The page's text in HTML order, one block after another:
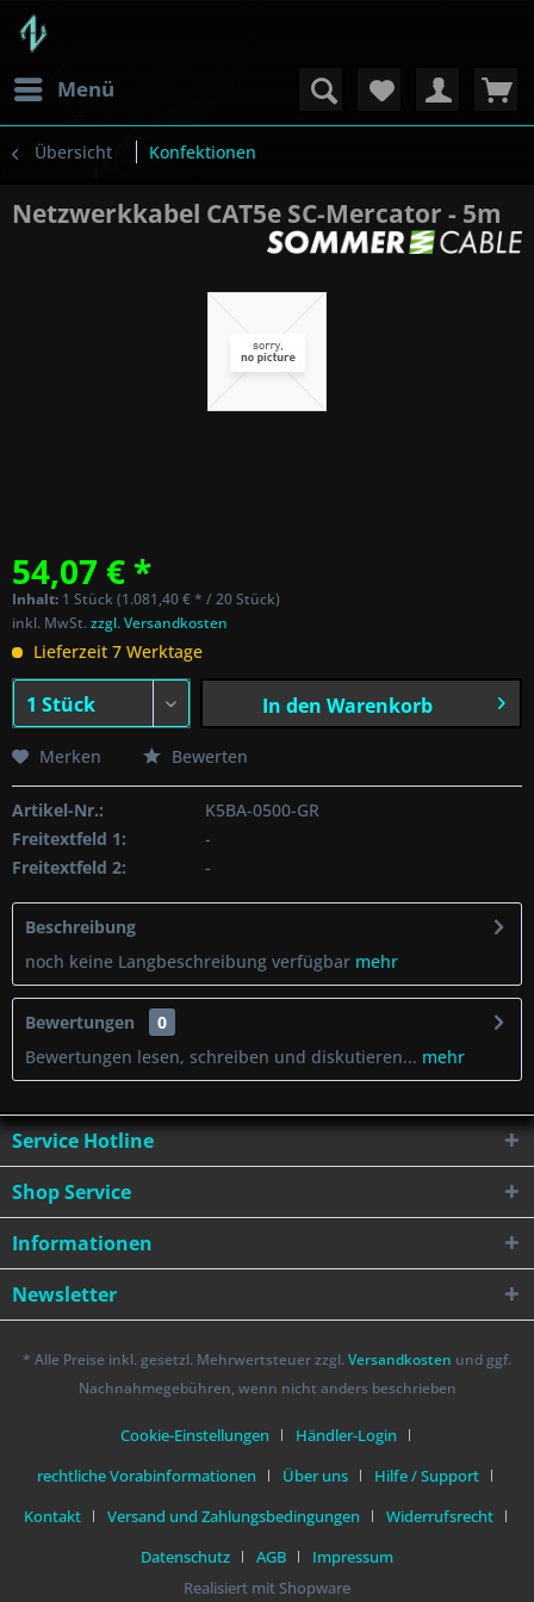
Menü
Übersicht Konfektionen
Netzwerkkabel CAT5e SC-Mercator - 5m
54,07 € *
Inhalt: 1 Stück (1.081,40 € * / 20 Stück)
inkl. MwSt.zzgl. Versandkosten
Lieferzeit 7 Werktage
In den Warenkorb
Merken Bewerten
Artikel-Nr.:
K5BA-0500-GR
Freitextfeld 1:
-
Freitextfeld 2:
-
Beschreibung
noch keine Langbeschreibung verfügbar mehr
Bewertungen
0
Bewertungen lesen, schreiben und diskutieren... mehr
Service Hotline
Shop Service
Informationen
Newsletter
* Alle Preise inkl. gesetzl. Mehrwertsteuer zzgl. Versandkosten und ggf.
Nachnahmegebühren, wenn nicht anders beschrieben
Cookie-Einstellungen
Händler-Login
rechtliche Vorabinformationen
Über uns
Hilfe / Support
Kontakt
Versand und Zahlungsbedingungen
Widerrufsrecht
Datenschutz
AGB
Impressum
Realisiert mit Shopware